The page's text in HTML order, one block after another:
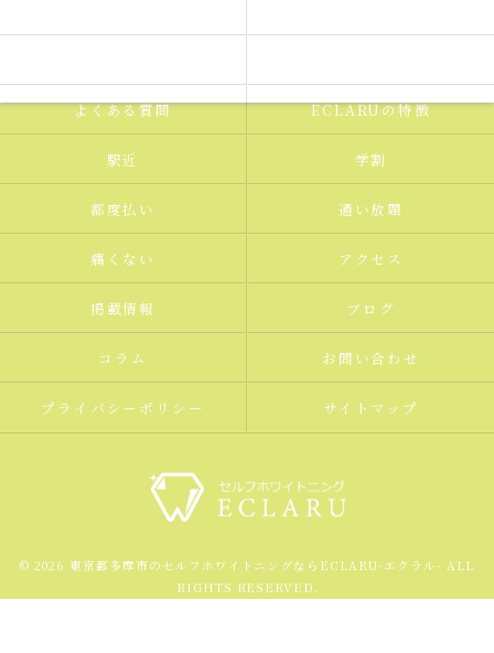
よくある質問 ECLARUの特徴
駅近 学割
都度払い 通い放題
痛くない アクセス
掲載情報 ブログ
コラム お問い合わせ
プライバシーポリシー サイトマップ
© 2026 東京都多摩市のセルフホワイトニングならECLARU-エクラル- ALL
RIGHTS RESERVED.